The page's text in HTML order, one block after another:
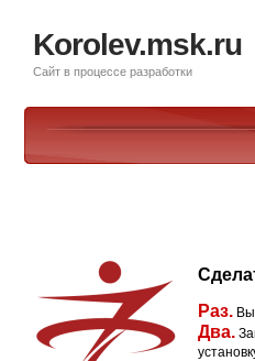
Korolev.msk.ru
Сайт в процессе разработки
Раз.
Два.